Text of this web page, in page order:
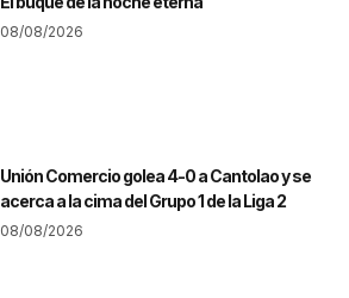
08/08/2026
Unión Comercio golea 4-0 a Cantolao y se
acerca a la cima del Grupo 1 de la Liga 2
08/08/2026